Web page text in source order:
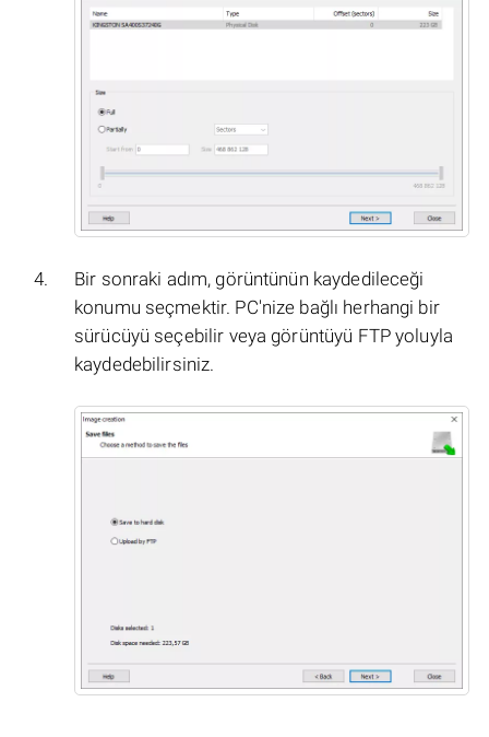
Bir sonraki adım, görüntünün kaydedileceği
konumu seçmektir. PC'nize bağlı herhangi bir
sürücüyü seçebilir veya görüntüyü FTP yoluyla
kaydedebilirsiniz.